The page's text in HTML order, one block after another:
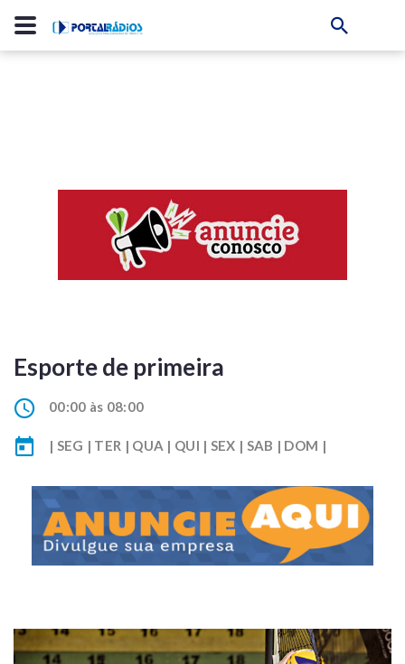
Esporte de primeira
00:00 às 08:00
| SEG | TER | QUA | QUI | SEX | SAB | DOM |